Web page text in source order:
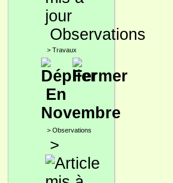
Observations
> Travaux
En
Novembre
> Observations
>